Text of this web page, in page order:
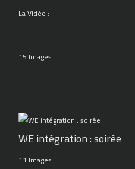
La Vidéo :
15 Images
WE intégration : soirée
11 Images